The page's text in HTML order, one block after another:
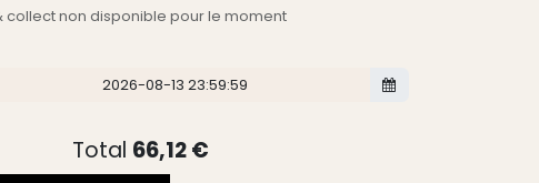
collect non disponible pour le moment
Total 66,12€